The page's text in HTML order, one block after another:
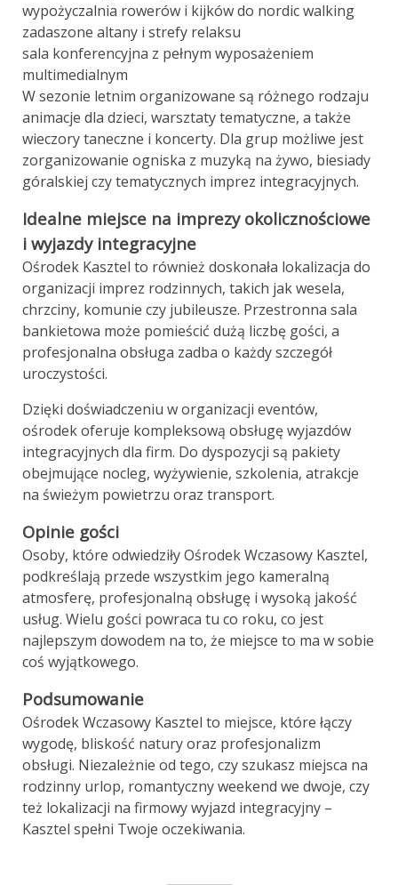
wypożyczalnia rowerów i kijków do nordic walking
zadaszone altany i strefy relaksu
sala konferencyjna z pełnym wyposażeniem
multimedialnym
W sezonie letnim organizowane są różnego rodzaju
animacje dla dzieci, warsztaty tematyczne, a także
wieczory taneczne i koncerty. Dla grup możliwe jest
zorganizowanie ogniska z muzyką na żywo, biesiady
góralskiej czy tematycznych imprez integracyjnych.
Idealne miejsce na imprezy okolicznościowe
i wyjazdy integracyjne
Ośrodek Kasztel to również doskonała lokalizacja do
organizacji imprez rodzinnych, takich jak wesela,
chrzciny, komunie czy jubileusze. Przestronna sala
bankietowa może pomieścić dużą liczbę gości, a
profesjonalna obsługa zadba o każdy szczegół
uroczystości.
Dzięki doświadczeniu w organizacji eventów,
ośrodek oferuje kompleksową obsługę wyjazdów
integracyjnych dla firm. Do dyspozycji są pakiety
obejmujące nocleg, wyżywienie, szkolenia, atrakcje
na świeżym powietrzu oraz transport.
Opinie gości
Osoby, które odwiedziły Ośrodek Wczasowy Kasztel,
podkreślają przede wszystkim jego kameralną
atmosferę, profesjonalną obsługę i wysoką jakość
usług. Wielu gości powraca tu co roku, co jest
najlepszym dowodem na to, że miejsce to ma w sobie
coś wyjątkowego.
Podsumowanie
Ośrodek Wczasowy Kasztel to miejsce, które łączy
wygodę, bliskość natury oraz profesjonalizm
obsługi. Niezależnie od tego, czy szukasz miejsca na
rodzinny urlop, romantyczny weekend we dwoje, czy
też lokalizacji na firmowy wyjazd integracyjny –
Kasztel spełni Twoje oczekiwania.